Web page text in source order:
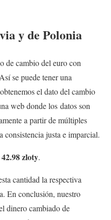
y de Polonia
de cambio del euro con
se puede tener una
el dato del cambio
web donde los datos son
a partir de múltiples
consistencia justa e imparcial.
42.98 zloty.
cantidad la respectiva
En conclusión, nuestro
dinero cambiado de